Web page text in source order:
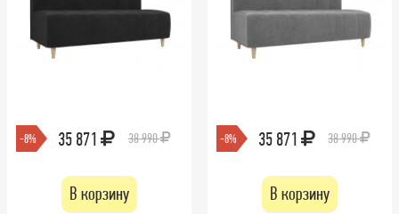
-8% 35 871 38 990
В корзину
-8% 35 871 38 990
В корзину